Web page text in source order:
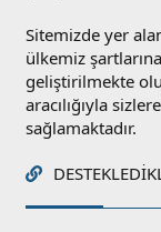
Sitemizde yer
ülkemiz
geliştirilmekte
aracılığıyla
sağlamaktadır.